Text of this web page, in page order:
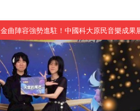
金曲陣容強勢進駐！中國科大原民音樂成果
數媒系《天堂的尾巴》、《礦影》勇奪台灣
師生攜手磨練一個月！觀管系榮獲天籟盃全
一銀彭仁主中國科大開講 解密AI時代的金
通識教育中心主辦「114學年度AI英文自我